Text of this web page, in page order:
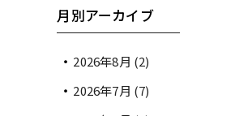
月別アーカイブ
2026年8月 (2)
2026年7月 (7)